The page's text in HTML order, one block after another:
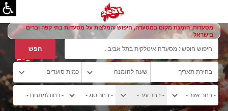
מסעדות, הזמנת מקום במסעדה, חיפוש והמלצות על מסעדות בתי קפה וברים
בישראל